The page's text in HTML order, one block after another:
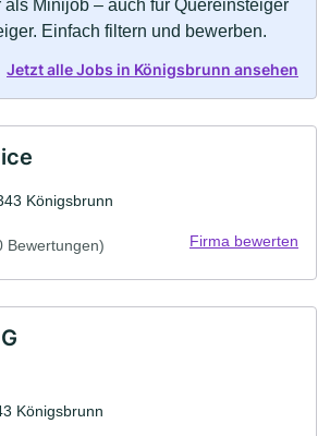
Minijob – auch für Quereinsteiger
Einfach filtern und bewerben.
Jetzt alle Jobs in Königsbrunn ansehen
Königsbrunn
Bewertungen) Firma bewerten
Königsbrunn